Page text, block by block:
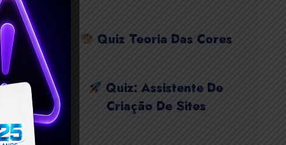
Quiz Teoria Das Cores
Quiz: Assistente De
Criação De Sites